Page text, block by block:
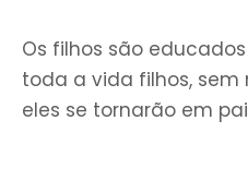
Os filhos são
toda a vida filhos, sem
eles se tornarão em